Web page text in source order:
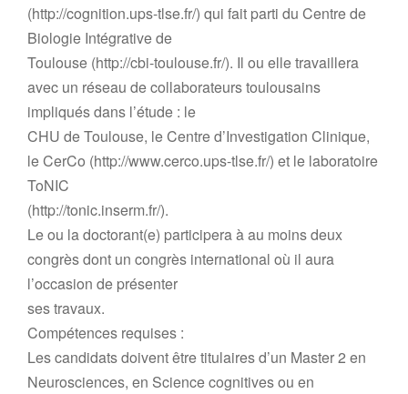
(http://cognition.ups-tlse.fr/) qui fait parti du Centre de
Biologie Intégrative de
Toulouse (http://cbi-toulouse.fr/). Il ou elle travaillera
avec un réseau de collaborateurs toulousains
impliqués dans l’étude : le
CHU de Toulouse, le Centre d’Investigation Clinique,
le CerCo (http://www.cerco.ups-tlse.fr/) et le laboratoire
ToNIC
(http://tonic.inserm.fr/).
Le ou la doctorant(e) participera à au moins deux
congrès dont un congrès international où il aura
l’occasion de présenter
ses travaux.
Compétences requises :
Les candidats doivent être titulaires d’un Master 2 en
Neurosciences, en Science cognitives ou en